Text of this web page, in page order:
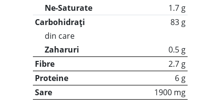
Ne-Saturate
1.7 g
Carbohidrați
83 g
din care
Zaharuri
0.5 g
Fibre
2.7 g
Proteine
6 g
Sare
1900 mg